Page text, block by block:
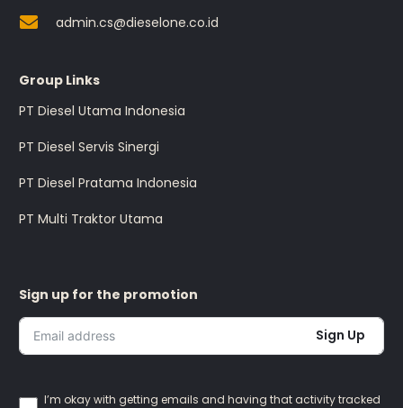
admin.cs@dieselone.co.id
Group Links
PT Diesel Utama Indonesia
PT Diesel Servis Sinergi
PT Diesel Pratama Indonesia
PT Multi Traktor Utama
Sign up for the promotion
Sign Up
I’m okay with getting emails and having that activity tracked